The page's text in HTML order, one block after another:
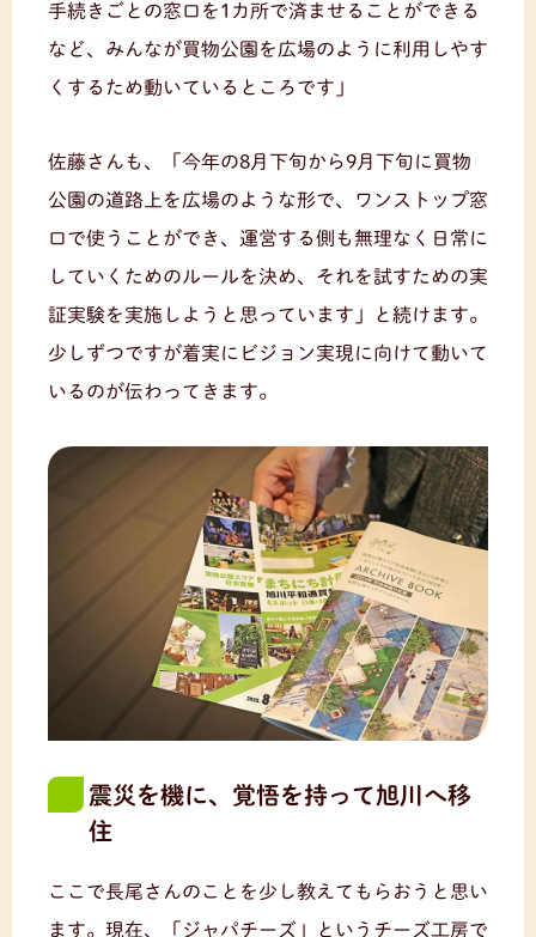
手続きごとの窓口を1カ所で済ませることができる
など、みんなが買物公園を広場のように利用しやす
くするため動いているところです」
佐藤さんも、「今年の8月下旬から9月下旬に買物
公園の道路上を広場のような形で、ワンストップ窓
口で使うことができ、運営する側も無理なく日常に
していくためのルールを決め、それを試すための実
証実験を実施しようと思っています」と続けます。
少しずつですが着実にビジョン実現に向けて動いて
いるのが伝わってきます。
震災を機に、覚悟を持って旭川へ移
住
ここで長尾さんのことを少し教えてもらおうと思い
ます。現在、「ジャパチーズ」というチーズ工房で